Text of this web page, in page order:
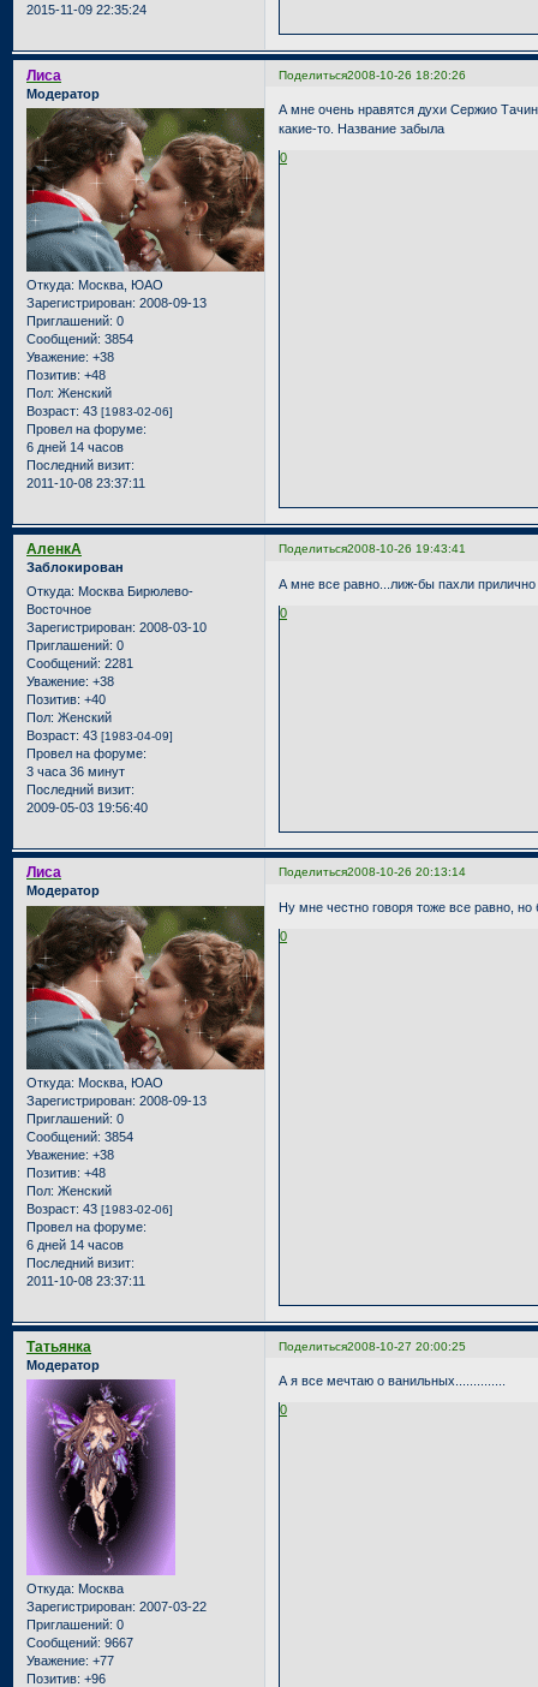
2015-11-09 22:35:24
Поделиться2008-10-26 18:20:26
Лиса
Модератор
Откуда: Москва, ЮАО
Зарегистрирован: 2008-09-13
Приглашений: 0
Сообщений: 3854
Уважение: +38
Позитив: +48
Пол: Женский
Возраст: 43 [1983-02-06]
Провел на форуме:
6 дней 14 часов
Последний визит:
2011-10-08 23:37:11
А мне очень нравятся духи Сержио
какие-то. Название забыла
0
Поделиться2008-10-26 19:43:41
АленкА
Заблокирован
Откуда: Москва Бирюлево-
Восточное
Зарегистрирован: 2008-03-10
Приглашений: 0
Сообщений: 2281
Уважение: +38
Позитив: +40
Пол: Женский
Возраст: 43 [1983-04-09]
Провел на форуме:
3 часа 36 минут
Последний визит:
2009-05-03 19:56:40
А мне все равно...лиж-бы пахли прилично
0
Поделиться2008-10-26 20:13:14
Лиса
Модератор
Откуда: Москва, ЮАО
Зарегистрирован: 2008-09-13
Приглашений: 0
Сообщений: 3854
Уважение: +38
Позитив: +48
Пол: Женский
Возраст: 43 [1983-02-06]
Провел на форуме:
6 дней 14 часов
Последний визит:
2011-10-08 23:37:11
Ну мне честно говоря тоже все равно,
0
Поделиться2008-10-27 20:00:25
Татьянка
Модератор
Откуда: Москва
Зарегистрирован: 2007-03-22
Приглашений: 0
Сообщений: 9667
Уважение: +77
Позитив: +96
А я все мечтаю о ванильных..............
0